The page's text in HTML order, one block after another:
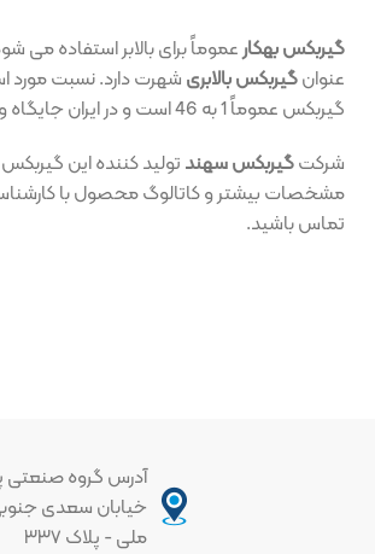
گیربکس بهکارعموماً برای بالابر استفاده می
عنوانگیربکس بالابریشهرت دارد. نسبت مورد
گیربکس عموماً 1 به 46 است و در ایران جایگاه ویژه ای دارد.
شرکتگیربکس سهندتولید کننده این
مشخصات بیشتر و کاتالوگ محصول با
تماس باشید.
آدرس گروه صنعتی
خیابان سعدی
ملی - پلاک ۳۳۷